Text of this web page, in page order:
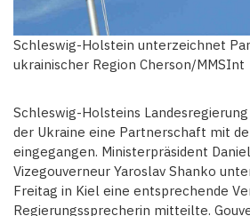
Schleswig-Holstein unterzeichnet
ukrainischer Region Cherson/MMSInt
Schleswig-Holsteins
der Ukraine eine Partnerschaft mit
eingegangen. Ministerpräsident
Vizegouverneur Yaroslav Shanko
Freitag in Kiel eine entsprechende
Regierungssprecherin mitteilte.